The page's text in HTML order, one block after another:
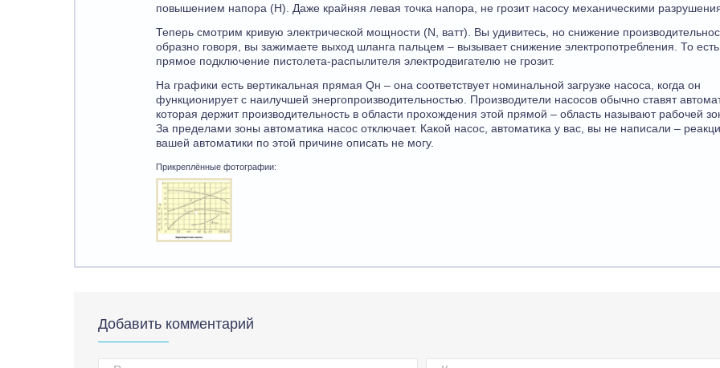
повышением напора (H). Даже крайняя левая точка напора, не грозит насосу механическими
Теперь смотрим кривую электрической мощности (N, ватт). Вы удивитесь, но снижение
образно говоря, вы зажимаете выход шланга пальцем – вызывает снижение электропотребления. То есть,
прямое подключение пистолета-распылителя электродвигателю не грозит.
На графики есть вертикальная прямая Qн – она соответствует номинальной загрузке насоса, когда он
функционирует с наилучшей энергопроизводительностью. Производители насосов обычно ставят
которая держит производительность в области прохождения этой прямой – область называют рабочей
За пределами зоны автоматика насос отключает. Какой насос, автоматика у вас, вы не написали –
вашей автоматики по этой причине описать не могу.
Прикреплённые фотографии:
Добавить комментарий